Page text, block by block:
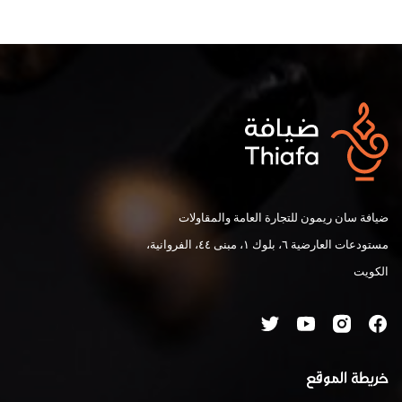
ضيافة سان ريمون للتجارة العامة والمقاولات
مستودعات العارضية ٦، بلوك ١، مبنى ٤٤، الفروانية،
الكويت
خريطة الموقع